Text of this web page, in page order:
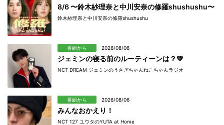
8/6 〜鈴木紗理奈と中川安奈の修羅shushushu〜
鈴木紗理奈と中川安奈の修羅shushushu
番組から 2026/08/06
ジェミンの寝る前のルーティーンは？💚
NCT DREAM ジェミンのうさぎちゃんねこちゃんラジオ
番組から 2026/08/06
みんなおかえり！
NCT 127 ユウタのYUTA at Home